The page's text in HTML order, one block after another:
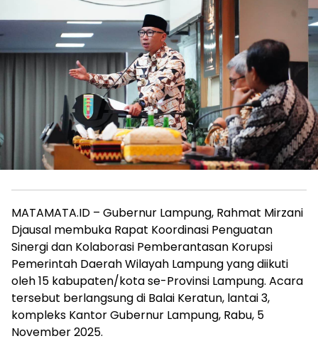
MATAMATA.ID – Gubernur Lampung, Rahmat Mirzani
Djausal membuka Rapat Koordinasi Penguatan
Sinergi dan Kolaborasi Pemberantasan Korupsi
Pemerintah Daerah Wilayah Lampung yang diikuti
oleh 15 kabupaten/kota se-Provinsi Lampung. Acara
tersebut berlangsung di Balai Keratun, lantai 3,
kompleks Kantor Gubernur Lampung, Rabu, 5
November 2025.